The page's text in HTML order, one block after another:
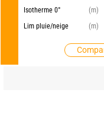
Isotherme 0°
(m)
Lim pluie/neige
(m)